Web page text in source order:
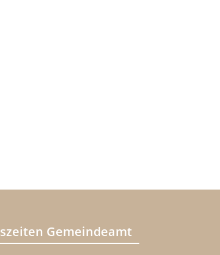
Gemeindeamt